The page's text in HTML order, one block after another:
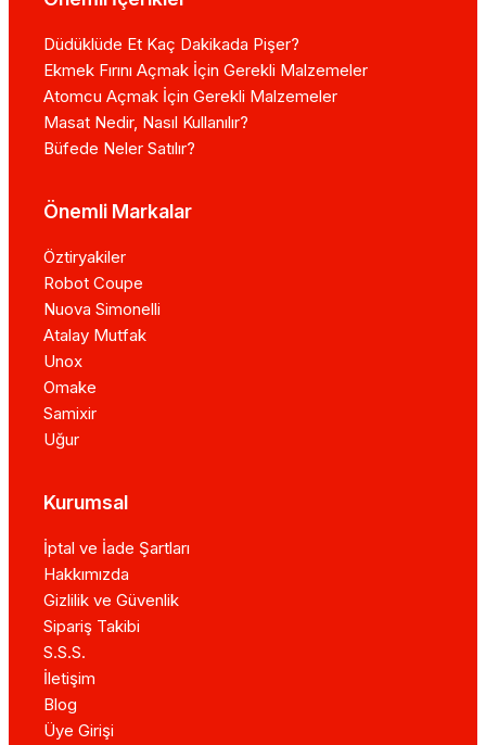
Düdüklüde Et Kaç Dakikada Pişer?
Ekmek Fırını Açmak İçin Gerekli Malzemeler
Atomcu Açmak İçin Gerekli Malzemeler
Masat Nedir, Nasıl Kullanılır?
Büfede Neler Satılır?
Önemli Markalar
Öztiryakiler
Robot Coupe
Nuova Simonelli
Atalay Mutfak
Unox
Omake
Samixir
Uğur
Kurumsal
İptal ve İade Şartları
Hakkımızda
Gizlilik ve Güvenlik
Sipariş Takibi
S.S.S.
İletişim
Blog
Üye Girişi